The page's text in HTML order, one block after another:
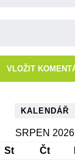
KALENDÁŘ
SRPEN 2026
St Čt